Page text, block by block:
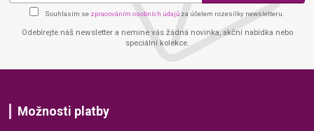
Souhlasím se zpracováním osobních údajů za účelem rozesílky newsletteru.
Odebírejte náš newsletter a nemine vás žádná novinka, akční nabídka nebo
speciální kolekce.
Možnosti platby